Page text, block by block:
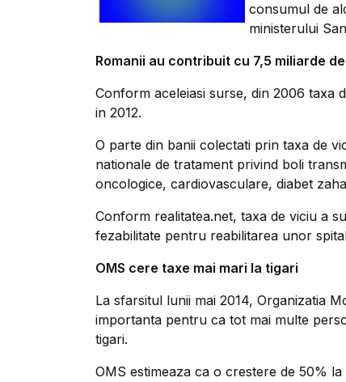
consumul de
ministerului
Romanii au contribuit cu 7,5 miliarde
Conform aceleiasi surse, din 2006 taxa
in 2012.
O parte din banii colectati prin taxa de
nationale de tratament privind boli
oncologice, cardiovasculare, diabet
Conform realitatea.net, taxa de viciu a
fezabilitate pentru reabilitarea unor
OMS cere taxe mai mari la tigari
La sfarsitul lunii mai 2014, Organizatia
importanta pentru ca tot mai multe
tigari.
OMS estimeaza ca o crestere de 50%